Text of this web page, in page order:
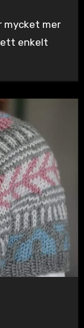
mycket mer
ett enkelt